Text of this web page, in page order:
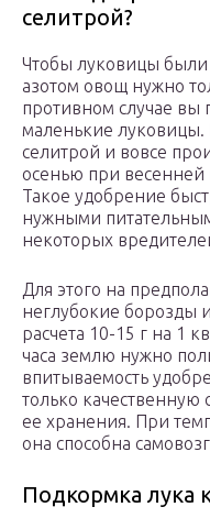
селитрой?
Чтобы луковицы
азотом овощ нужно
противном случае вы
маленькие
селитрой и вовсе
осенью при весенней
Такое удобрение
нужными
некоторых
Для этого на
неглубокие борозды
расчета 10-15 г на 1
часа землю нужно
впитываемость
только качественную
ее хранения. При
она способна
Подкормка лука